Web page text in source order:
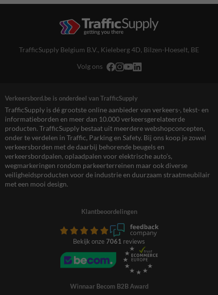
TrafficSupply Belgium B.V., Kieleberg 4D, Bilzen-Hoeselt, BE
Volg ons
Verkeersbord.be is onderdeel van TrafficSupply
TrafficSupply is dé grootste online aanbieder van verkeers-, tekst- en
informatieborden en meer dan 10.000 verkeersgerelateerde
producten. TrafficSupply bestaat uit meerdere webshopconcepten,
onder te verdelen in Traffic, Parking en Safety. Bij ons koop je zowel
verkeersborden met de daarbij behorende beugels en
verkeersbordpalen, oplaadpalen voor elektrische auto’s,
wegmarkeringen rondom parkeerterreinen maar ook diverse
veiligheidsproducten voor de industrie en duurzaam straatmeubilair
met een mooi design.
Klantbeoordelingen
Bekijk onze 7061 reviews
Winnaar Becom B2B Award